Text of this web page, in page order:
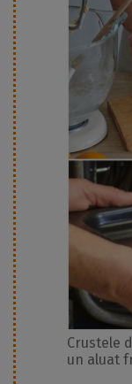
Crustele
un aluat